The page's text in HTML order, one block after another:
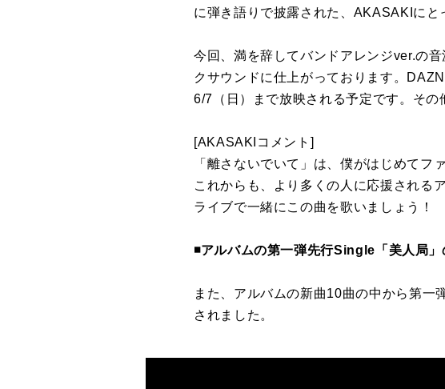
に弾き語りで披露された、AKASAKIにと
今回、満を辞してバンドアレンジver.の
クサウンドに仕上がっております。
6/7（日）まで放映される予定です。その
[AKASAKIコメント]
「離さないでいて」は、僕がはじめてフ
これからも、より多くの人に応援される
ライブで一緒にこの曲を歌いましょう！
◾️アルバムの第一弾先行Single「美人局」
また、アルバムの新曲10曲の中から第
されました。